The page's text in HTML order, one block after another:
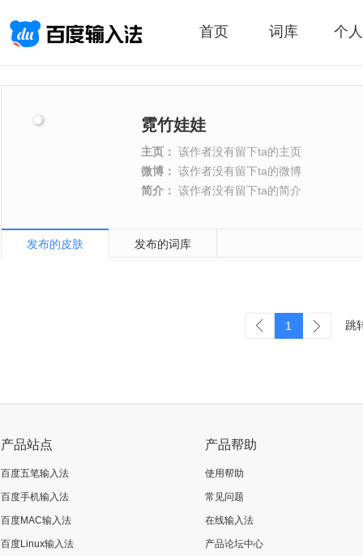
首页 词库 个
霓竹娃娃
主页： 该作者没有留下ta的主页
微博： 该作者没有留下ta的微博
简介： 该作者没有留下ta的简介
发布的皮肤 发布的词库
1 跳
产品站点
百度五笔输入法
百度手机输入法
百度MAC输入法
百度Linux输入法
产品帮助
使用帮助
常见问题
在线输入法
产品论坛中心